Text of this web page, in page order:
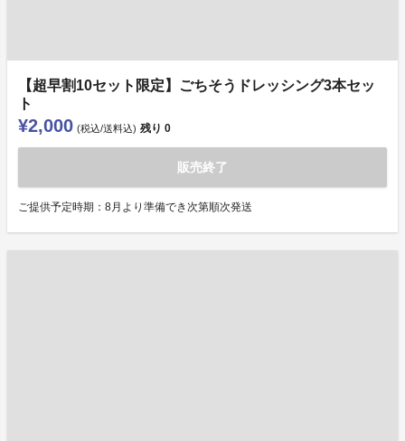
【超早割10セット限定】ごちそうドレッシング3本セッ
ト
¥2,000 (税込/送料込) 残り 0
販売終了
ご提供予定時期：8月より準備でき次第順次発送